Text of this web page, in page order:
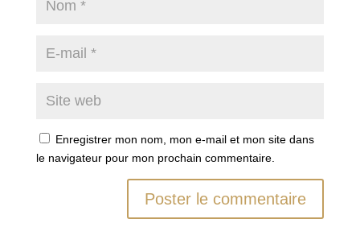
Enregistrer mon nom, mon e-mail et mon site dans
le navigateur pour mon prochain commentaire.